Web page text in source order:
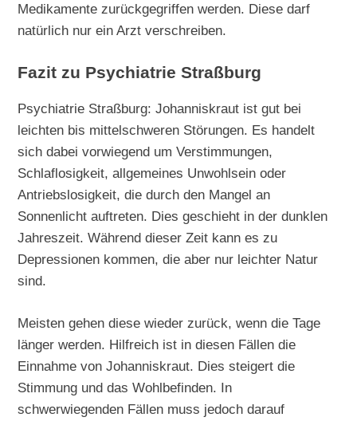
Medikamente zurückgegriffen werden. Diese darf
natürlich nur ein Arzt verschreiben.
Fazit zu Psychiatrie Straßburg
Psychiatrie Straßburg: Johanniskraut ist gut bei
leichten bis mittelschweren Störungen. Es handelt
sich dabei vorwiegend um Verstimmungen,
Schlaflosigkeit, allgemeines Unwohlsein oder
Antriebslosigkeit, die durch den Mangel an
Sonnenlicht auftreten. Dies geschieht in der dunklen
Jahreszeit. Während dieser Zeit kann es zu
Depressionen kommen, die aber nur leichter Natur
sind.
Meisten gehen diese wieder zurück, wenn die Tage
länger werden. Hilfreich ist in diesen Fällen die
Einnahme von Johanniskraut. Dies steigert die
Stimmung und das Wohlbefinden. In
schwerwiegenden Fällen muss jedoch darauf